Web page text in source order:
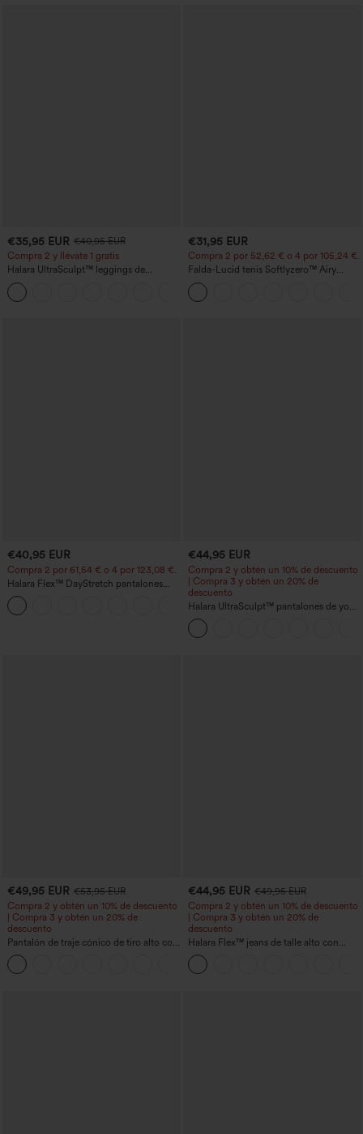
€35,95 EUR €40,95 EUR
Compra 2 y llévate 1 gratis
Halara UltraSculpt™ leggings de
entrenamiento moldeadores de talle alto
con fruncido trasero que realza los
glúteos, control de abdomen y bolsillos
€31,95 EUR
Compra 2 por 52,62 € o 4 por 105,24 €.
Falda-Lucid tenis Softlyzero™ Airy
cruzado tacto fresco bolsillo lateral 2 en
1 -UPF50+
€40,95 EUR
Compra 2 por 61,54 € o 4 por 123,08 €.
Halara Flex™ DayStretch pantalones
acampanados de trabajo de tiro medio
con bolsillo lateral con cremallera
+12
€44,95 EUR
Compra 2 y obtén un 10% de descuento
| Compra 3 y obtén un 20% de
descuento
Halara UltraSculpt™ pantalones de yoga
holgados de talle alto con control
abdominal, rayas color block y bolsillos
€49,95 EUR €53,95 EUR
Compra 2 y obtén un 10% de descuento
| Compra 3 y obtén un 20% de
descuento
Pantalón de traje cónico de tiro alto con
bolsillos
€44,95 EUR €49,95 EUR
Compra 2 y obtén un 10% de descuento
| Compra 3 y obtén un 20% de
descuento
Halara Flex™ jeans de talle alto con
bolsillos, dobladillo enrollado, pierna
ancha y efecto lavado, estilo casual